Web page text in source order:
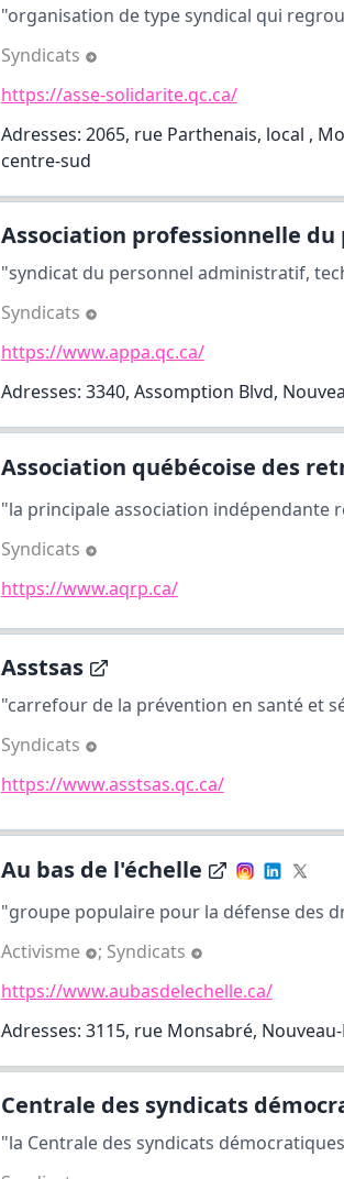
"organisation de type syndical qui
Syndicats
https://asse-solidarite.qc.ca/
Adresses: 2065, rue Parthenais, local ,
centre-sud
Association professionnelle du
"syndicat du personnel administratif,
Syndicats
https://www.appa.qc.ca/
Adresses: 3340, Assomption Blvd,
Association québécoise des
"la principale association indépendante
Syndicats
https://www.aqrp.ca/
Asstsas
"carrefour de la prévention en santé et
Syndicats
https://www.asstsas.qc.ca/
Au bas de l'échelle
"groupe populaire pour la défense des
Activisme
; Syndicats
https://www.aubasdelechelle.ca/
Adresses: 3115, rue Monsabré,
Centrale des syndicats
"la Centrale des syndicats